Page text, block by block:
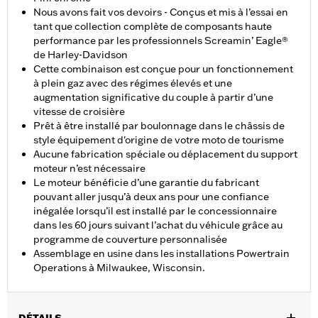
Nous avons fait vos devoirs - Conçus et mis à l’essai en
tant que collection complète de composants haute
performance par les professionnels Screamin’ Eagle®
de Harley-Davidson
Cette combinaison est conçue pour un fonctionnement
à plein gaz avec des régimes élevés et une
augmentation significative du couple à partir d’une
vitesse de croisière
Prêt à être installé par boulonnage dans le châssis de
style équipement d'origine de votre moto de tourisme
Aucune fabrication spéciale ou déplacement du support
moteur n’est nécessaire
Le moteur bénéficie d’une garantie du fabricant
pouvant aller jusqu’à deux ans pour une confiance
inégalée lorsqu’il est installé par le concessionnaire
dans les 60 jours suivant l’achat du véhicule grâce au
programme de couverture personnalisée
Assemblage en usine dans les installations Powertrain
Operations à Milwaukee, Wisconsin.